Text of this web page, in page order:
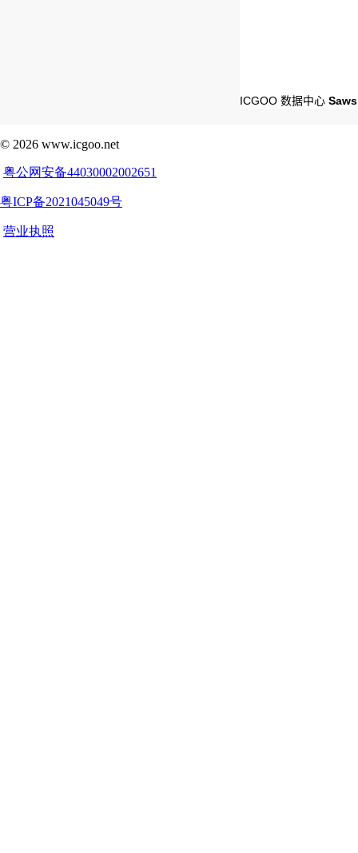
ICGOO 数据中心 Saws